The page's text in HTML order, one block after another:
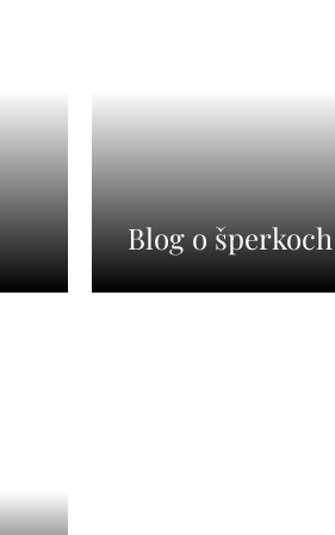
Blog o šperkoch